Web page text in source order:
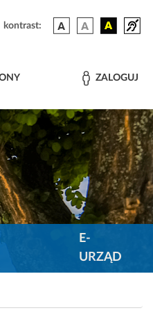
kontrast:
ZALOGUJ
E-
URZĄD